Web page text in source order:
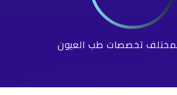
تخصصات طب العيون